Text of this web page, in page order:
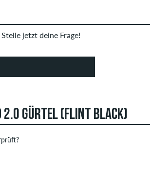
jetzt deine Frage!
2.0 GÜRTEL (FLINT BLACK)
mit beleidigenden oder